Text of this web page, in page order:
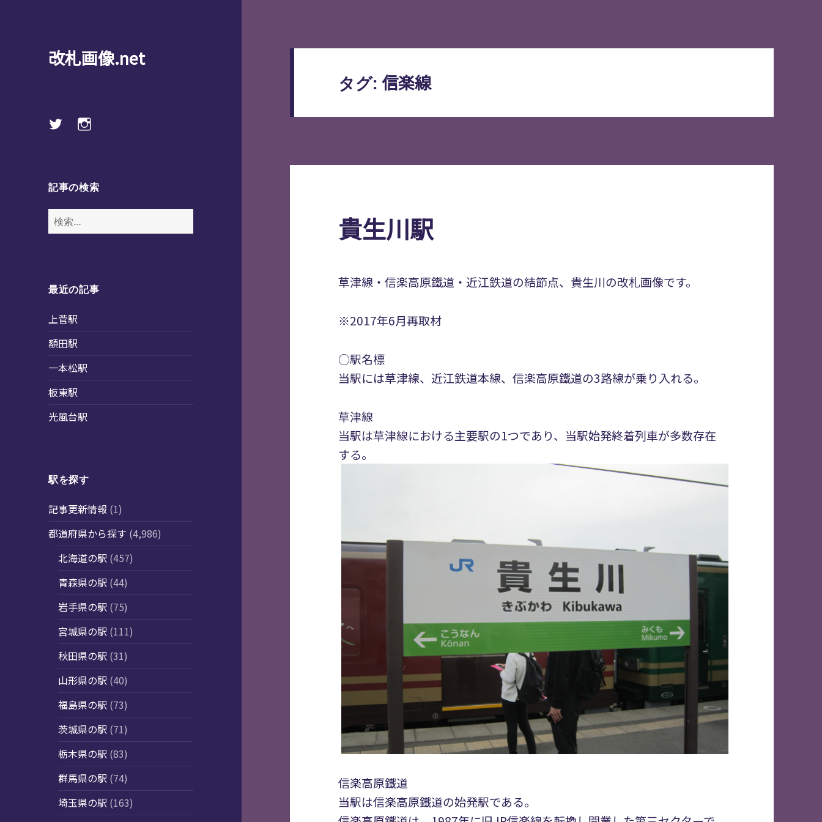
改札画像.net
Twitterinstagram
記事の検索
検
索:
最近の記事
上菅駅
額田駅
一本松駅
板東駅
光風台駅
駅を探す
記事更新情報 (1)
都道府県から探す (4,986)
北海道の駅 (457)
青森県の駅 (44)
岩手県の駅 (75)
宮城県の駅 (111)
秋田県の駅 (31)
山形県の駅 (40)
福島県の駅 (73)
茨城県の駅 (71)
栃木県の駅 (83)
群馬県の駅 (74)
埼玉県の駅 (163)
タグ:信楽線
貴生川駅
草津線・信楽高原鐵道・近江鉄道の結節点、貴生川の改札画像です。
※2017年6月再取材
○駅名標
当駅には草津線、近江鉄道本線、信楽高原鐵道の3路線が乗り入れる。
草津線
当駅は草津線における主要駅の1つであり、当駅始発終着列車が多数存在
する。
信楽高原鐵道
当駅は信楽高原鐵道の始発駅である。